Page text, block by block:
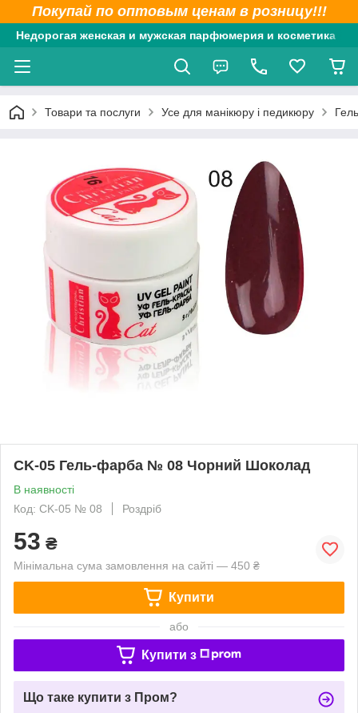
Покупай по оптовым ценам в розницу!!!
Недорогая женская и мужская парфюмерия и косметика
Товари та послуги Усе для манікюру і педикюру
CK-05 Гель-фарба № 08 Чорний Шоколад
В наявності
Код: CK-05 № 08
Роздріб
53 ₴
Мінімальна сума замовлення на сайті — 450 ₴
Купити
або
Купити з
Що таке купити з Пром?